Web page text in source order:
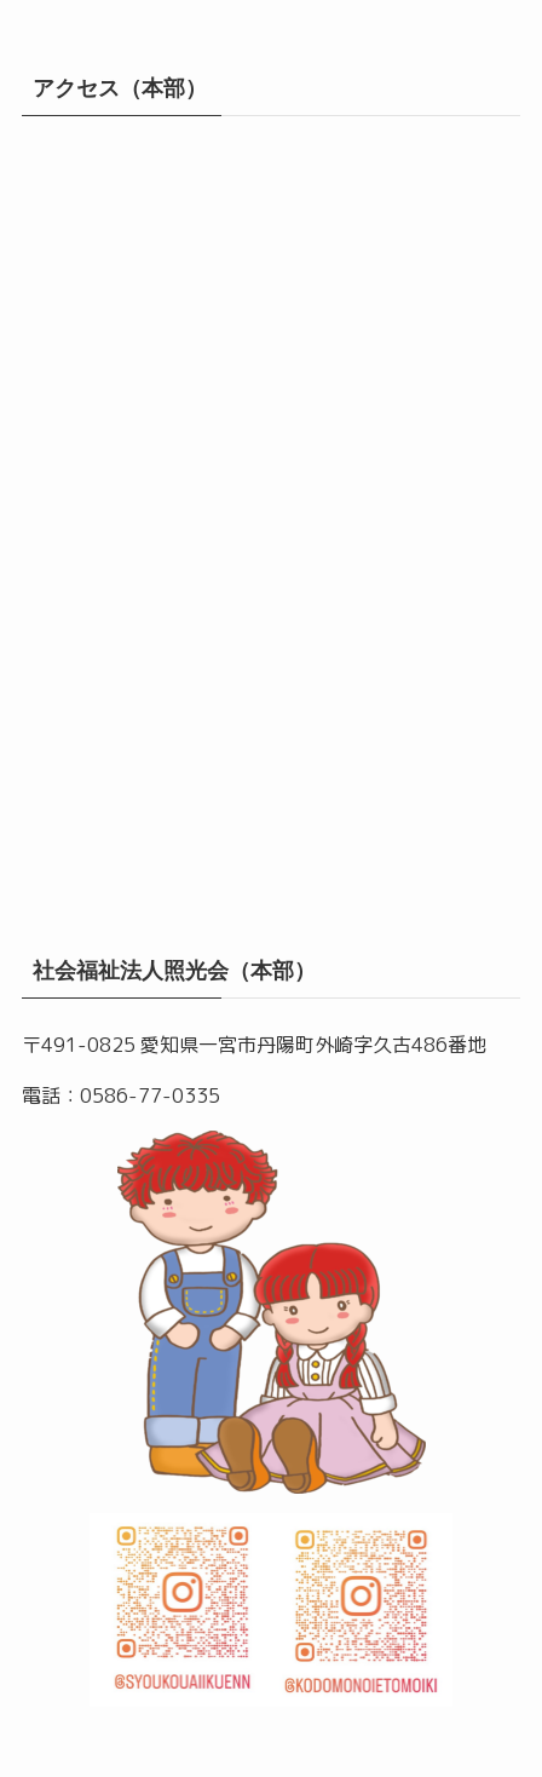
アクセス（本部）
社会福祉法人照光会（本部）
〒491-0825 愛知県一宮市丹陽町外崎字久古486番地
電話：0586-77-0335